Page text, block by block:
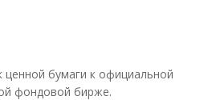
бумаги к официальной
фондовой бирже.